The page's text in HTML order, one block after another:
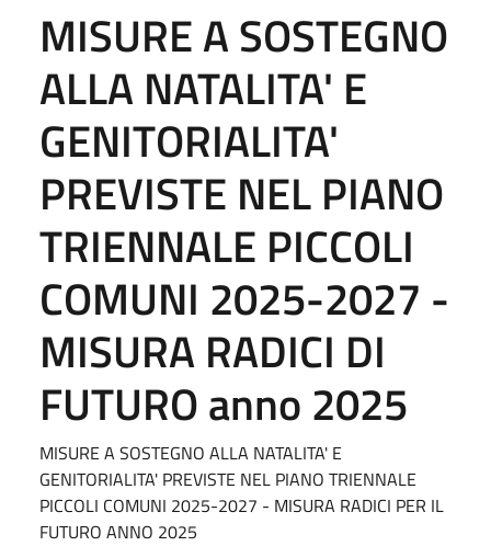
MISURE A SOSTEGNO
ALLA NATALITA' E
GENITORIALITA'
PREVISTE NEL PIANO
TRIENNALE PICCOLI
COMUNI 2025-2027 -
MISURA RADICI DI
FUTURO anno 2025
MISURE A SOSTEGNO ALLA NATALITA' E
GENITORIALITA' PREVISTE NEL PIANO TRIENNALE
PICCOLI COMUNI 2025-2027 - MISURA RADICI PER IL
FUTURO ANNO 2025